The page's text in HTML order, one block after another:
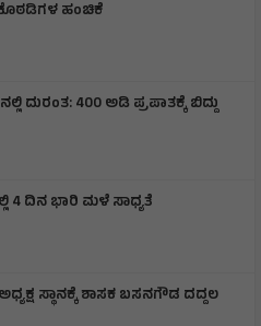
ಹಂಚಿಕೆ
ದುರಂತ: 400 ಅಡಿ ಪ್ರಪಾತಕ್ಕೆ ಬಿದ್ದು
4 ದಿನ ಭಾರಿ ಮಳೆ ಸಾಧ್ಯತೆ
ಸ್ಥಾನಕ್ಕೆ ಶಾಸಕ ಬಸನಗೌಡ ದದ್ದಲ